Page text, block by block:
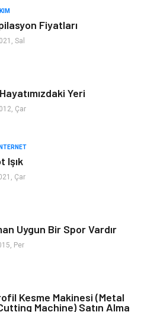
Moda
Fiyatları
Sal
Yeri
Çar
Işık
Çar
Uygun Bir Spor Vardır
Per
Kesme Makinesi (Metal
Machine) Satın Alma